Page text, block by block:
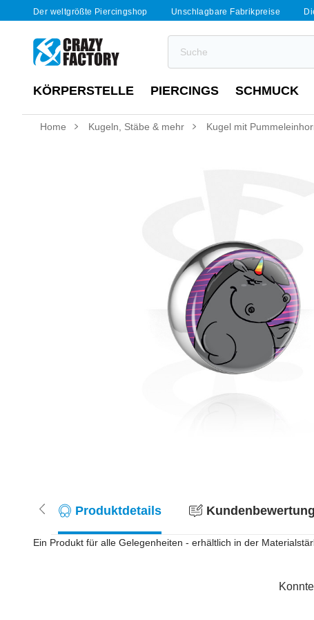
Der weltgrößte Piercingshop Unschlagbare Fabrikpreise
KÖRPERSTELLE PIERCINGS SCHMUCK
Home Kugeln, Stäbe & mehr Kugel mit
Produktdetails
Ein Produkt für alle Gelegenheiten - erhältlich in der